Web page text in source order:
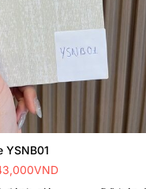
YSNB01
VND